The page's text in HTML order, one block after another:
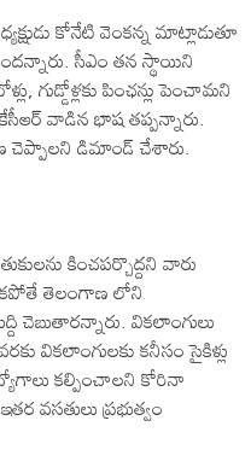
కోనేటి వెంకన్న మాట్లాడుతూ
సీఎం తన స్థాయిని
గుడ్డోళ్లకు పింఛన్లు పెంచామని
వాడిన భాష తప్పన్నారు.
చెప్పాలని డిమాండ్ చేశారు.
కించపర్చొద్దని వారు
తెలంగాణ లోని
చెబుతారన్నారు. వికలాంగులు
వికలాంగులకు కనీసం సైకిళ్లు
కల్పించాలని కోరినా
వసతులు ప్రభుత్వం